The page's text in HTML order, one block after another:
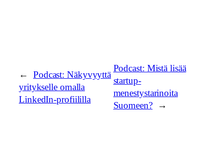
←
Podcast: Näkyvyyttä
yritykselle omalla
LinkedIn-profiililla
Podcast: Mistä lisää
startup-
menestystarinoita
Suomeen?
→